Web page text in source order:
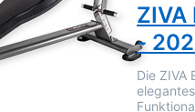
ZIVA
-
Die ZIVA